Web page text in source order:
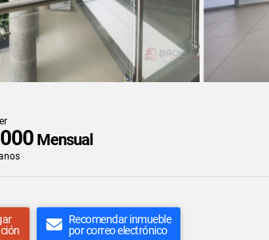
Mensual
Recomendar inmueble
por correo electrónico